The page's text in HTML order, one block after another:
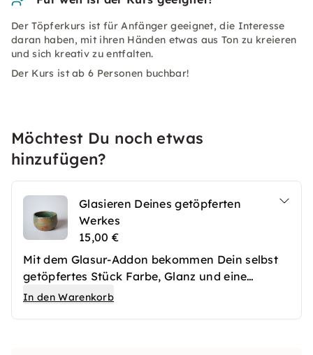
Der Töpferkurs ist für Anfänger geeignet, die Interesse
daran haben, mit ihren Händen etwas aus Ton zu kreieren
und sich kreativ zu entfalten.
Der Kurs ist ab 6 Personen buchbar!
Möchtest Du noch etwas
hinzufügen?
Glasieren Deines getöpferten
Werkes
15,00 €
Mit dem Glasur-Addon bekommen Dein selbst
getöpfertes Stück Farbe, Glanz und eine
hochwertige Oberfläche. Nach dem ersten
In den Warenkorb